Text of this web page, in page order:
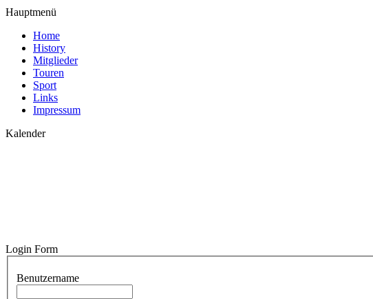
Hauptmenü
Home
History
Mitglieder
Touren
Sport
Links
Impressum
Kalender
Login Form
Benutzername